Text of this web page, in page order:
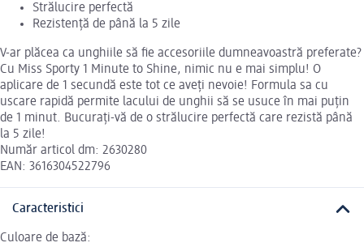
Strălucire perfectă
Rezistență de până la 5 zile
V-ar plăcea ca unghiile să fie accesoriile dumneavoastră preferate?
Cu Miss Sporty 1 Minute to Shine, nimic nu e mai simplu! O
aplicare de 1 secundă este tot ce aveți nevoie! Formula sa cu
uscare rapidă permite lacului de unghii să se usuce în mai puțin
de 1 minut. Bucurați-vă de o strălucire perfectă care rezistă până
la 5 zile!
Număr articol dm: 2630280
EAN: 3616304522796
Caracteristici
Culoare de bază: